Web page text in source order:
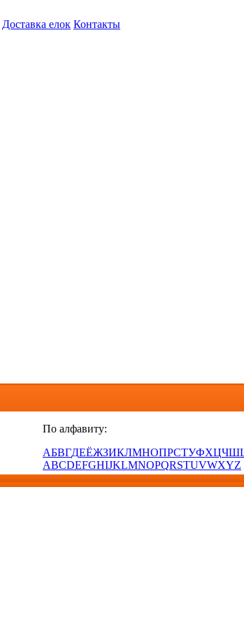
Доставка елок Контакты
По алфавиту:
АБВГДЕЁЖЗИКЛМНОПРСТУФХЦЧШ
ABCDEFGHIJKLMNOPQRSTUVWXYZ